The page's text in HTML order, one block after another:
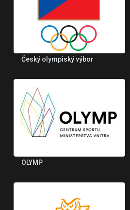
Český olympiský výbor
OLYMP